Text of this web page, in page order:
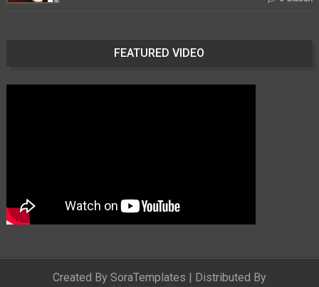
FEATURED VIDEO
Created By SoraTemplates | Distributed By